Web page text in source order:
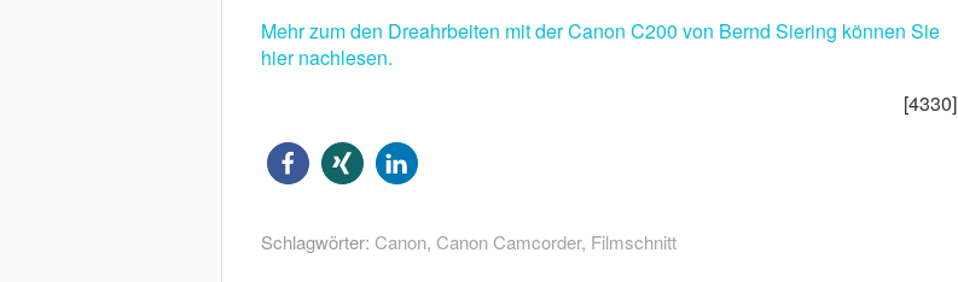
Mehr zum den Dreahrbeiten mit der Canon C200 von Bernd Siering können Sie
hier nachlesen.
[4330]
Schlagwörter: Canon, Canon Camcorder, Filmschnitt